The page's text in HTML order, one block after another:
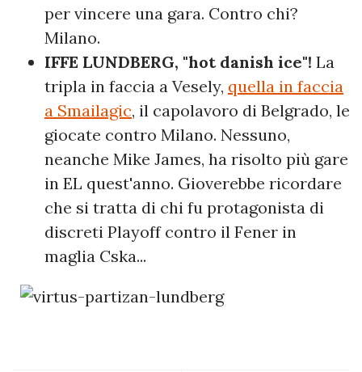
per vincere una gara. Contro chi?
Milano.
IFFE LUNDBERG, "hot danish ice"! La
tripla in faccia a Vesely, quella in faccia
a Smailagic, il capolavoro di Belgrado, le
giocate contro Milano. Nessuno,
neanche Mike James, ha risolto più gare
in EL quest'anno. Gioverebbe ricordare
che si tratta di chi fu protagonista di
discreti Playoff contro il Fener in
maglia Cska...